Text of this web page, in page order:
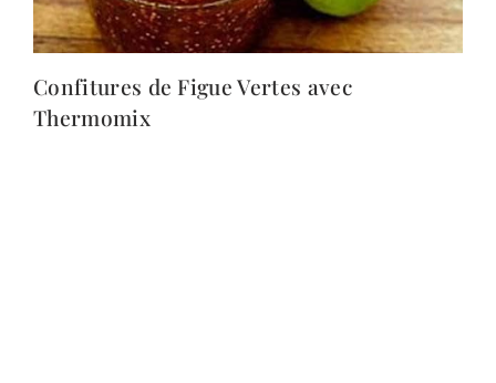
Confitures de Figue Vertes avec
Thermomix